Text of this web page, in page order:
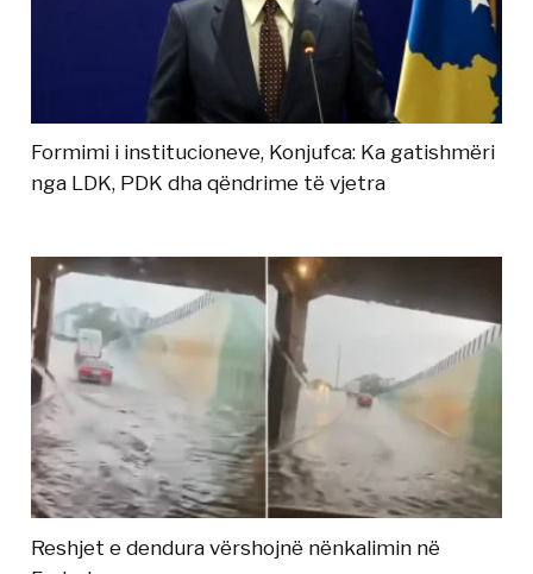
Formimi i institucioneve, Konjufca: Ka gatishmëri
nga LDK, PDK dha qëndrime të vjetra
Reshjet e dendura vërshojnë nënkalimin në